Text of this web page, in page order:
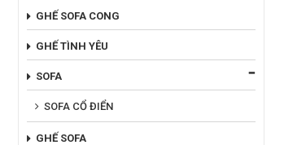
GHẾ SOFA CONG
GHẾ TÌNH YÊU
SOFA
SOFA CỔ ĐIỂN
GHẾ SOFA